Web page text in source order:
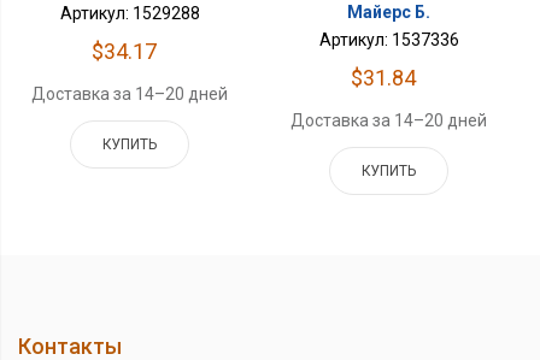
Артикул: 1529288
$34.17
Доставка за 14–20 дней
КУПИТЬ
Майерс Б.
Артикул: 1537336
$31.84
Доставка за 14–20 дней
КУПИТЬ
Контакты